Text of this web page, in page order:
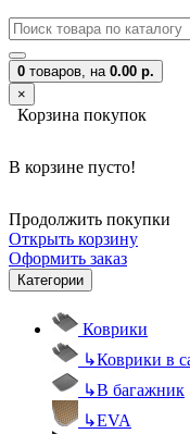
0 товаров, на 0.00 р.
×
Корзина покупок
В корзине пусто!
Продолжить покупки
Открыть корзину
Оформить заказ
Категории
Коврики
↳Коврики в
↳В багажник
↳EVA